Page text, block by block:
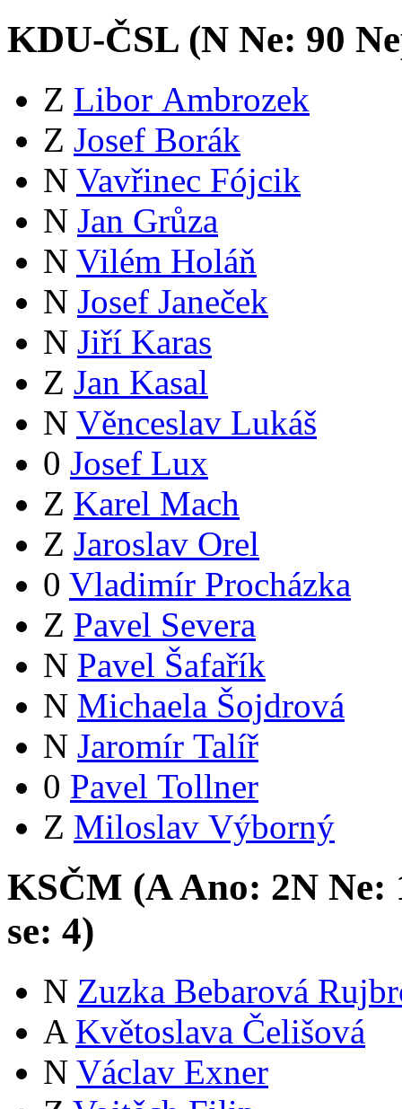
KDU-ČSL (N Ne: 90
Z Libor Ambrozek
Z Josef Borák
N Vavřinec Fójcik
N Jan Grůza
N Vilém Holáň
N Josef Janeček
N Jiří Karas
Z Jan Kasal
N Věnceslav Lukáš
0 Josef Lux
Z Karel Mach
Z Jaroslav Orel
0 Vladimír Procházka
Z Pavel Severa
N Pavel Šafařík
N Michaela Šojdrová
N Jaromír Talíř
0 Pavel Tollner
Z Miloslav Výborný
KSČM (AAno: 2N Ne:
se: 4)
N Zuzka Bebarová
A Květoslava Čelišová
N Václav Exner